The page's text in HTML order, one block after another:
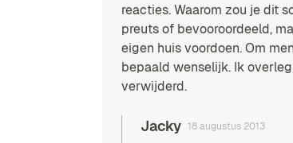
reacties. Waarom zou je dit
preuts of bevooroordeeld,
eigen huis voordoen. Om
bepaald wenselijk. Ik
verwijderd.
Jacky 18 augustus 2013